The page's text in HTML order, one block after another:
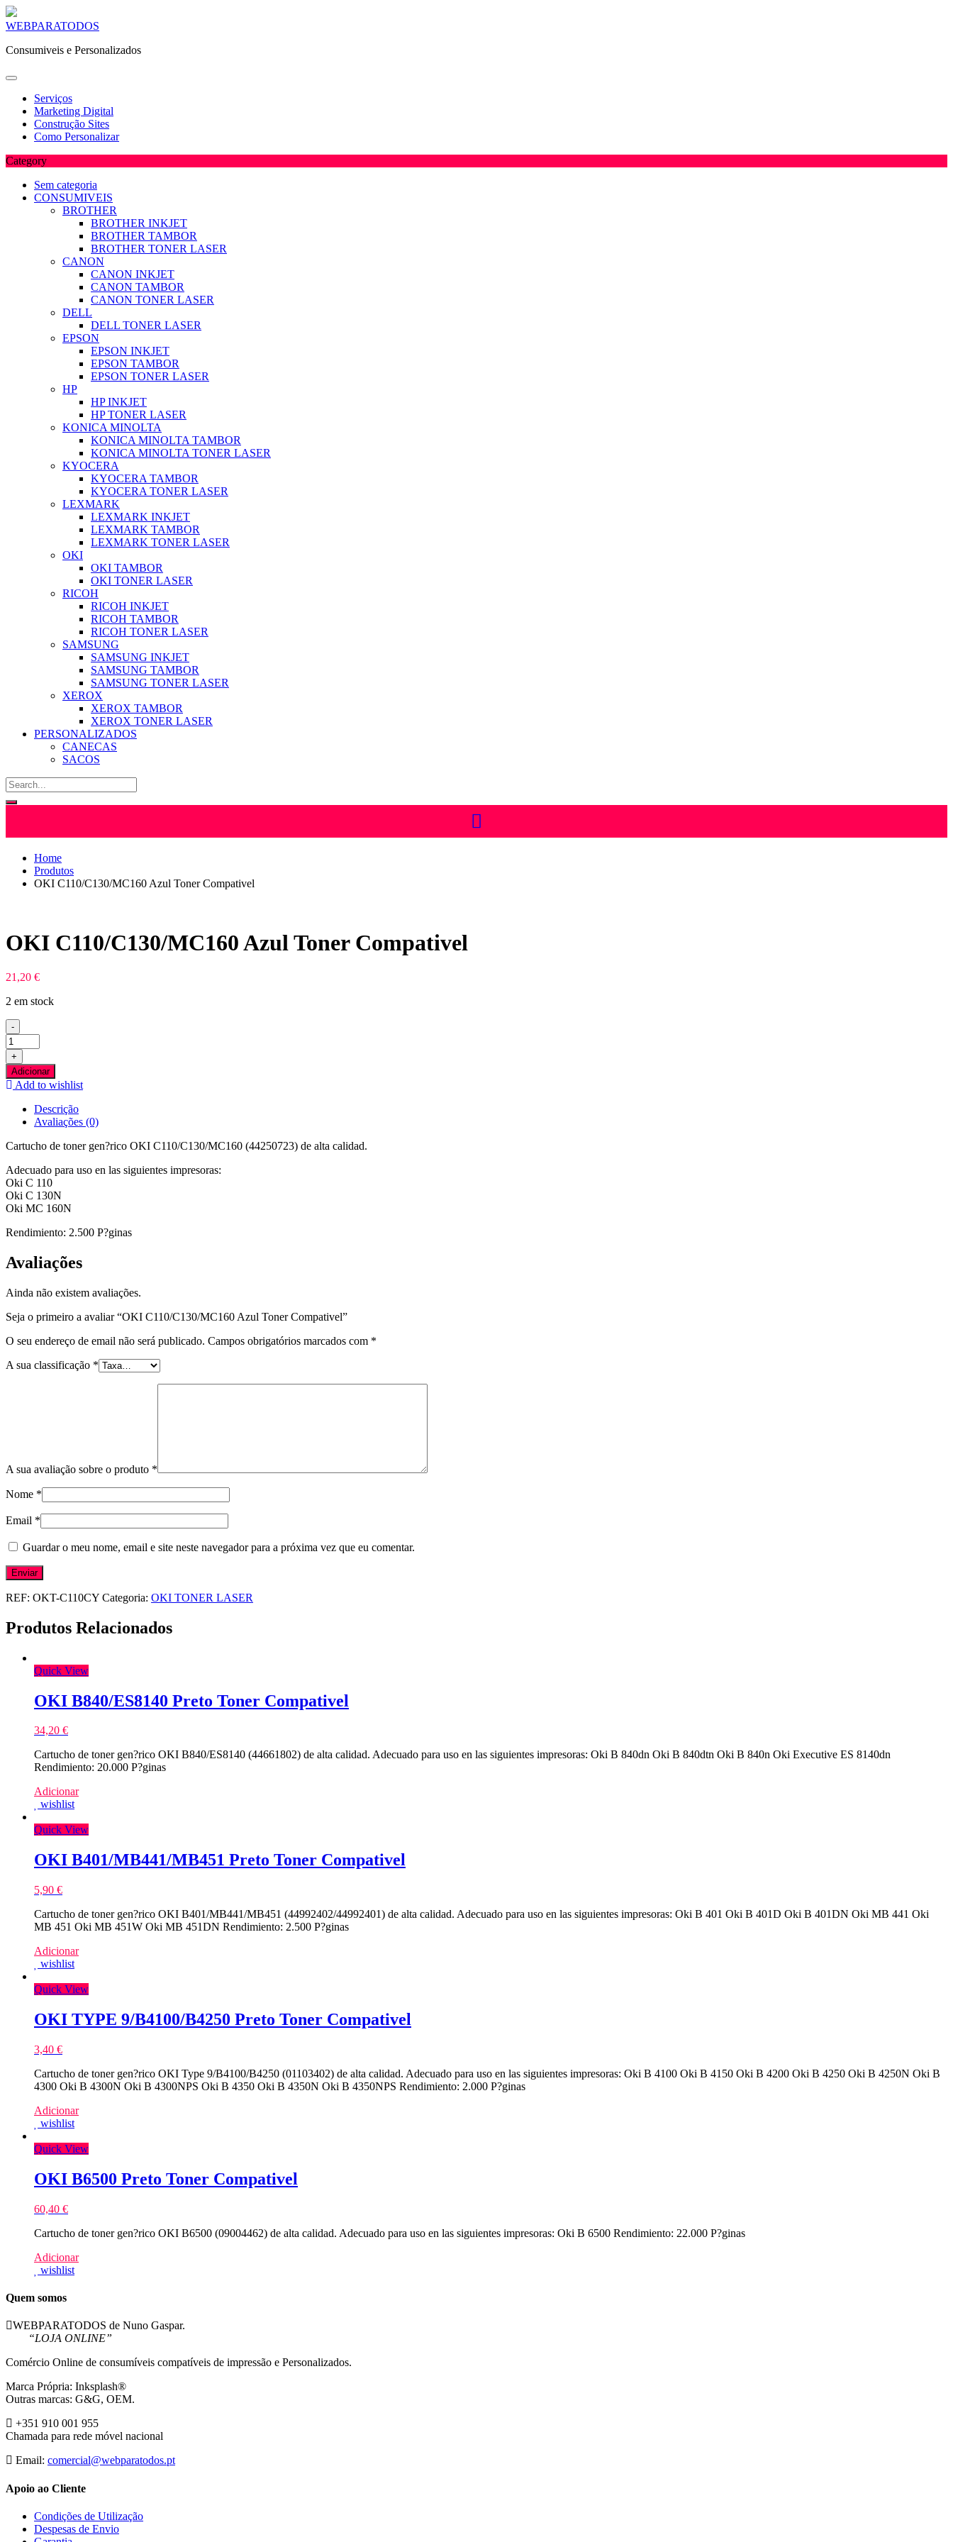
Skip
content
WEBPARATODOS
Consumiveis e Personalizados
Serviços
Marketing Digital
Construção Sites
Como Personalizar
Category
Sem categoria
CONSUMIVEIS
BROTHER
BROTHER INKJET
BROTHER TAMBOR
BROTHER TONER LASER
CANON
CANON INKJET
CANON TAMBOR
CANON TONER LASER
DELL
DELL TONER LASER
EPSON
EPSON INKJET
EPSON TAMBOR
EPSON TONER LASER
HP
HP INKJET
HP TONER LASER
KONICA MINOLTA
KONICA MINOLTA TAMBOR
KONICA MINOLTA TONER LASER
KYOCERA
KYOCERA TAMBOR
KYOCERA TONER LASER
LEXMARK
LEXMARK INKJET
LEXMARK TAMBOR
LEXMARK TONER LASER
OKI
OKI TAMBOR
OKI TONER LASER
RICOH
RICOH INKJET
RICOH TAMBOR
RICOH TONER LASER
SAMSUNG
SAMSUNG INKJET
SAMSUNG TAMBOR
SAMSUNG TONER LASER
XEROX
XEROX TAMBOR
XEROX TONER LASER
PERSONALIZADOS
CANECAS
SACOS
Home
Produtos
OKI C110/C130/MC160 Azul Toner Compativel
OKI C110/C130/MC160 Azul Toner Compativel
21,20 €
2 em stock
-
Quantidade
de
OKI
C110/C130/MC160
Azul
Compativel
+
Adicionar
Add to wishlist
Descrição
Avaliações (0)
Cartucho de toner gen?rico OKI C110/C130/MC160 (44250723) de alta calidad.
Adecuado para uso en las siguientes impresoras:
Oki C 110
Oki C 130N
Oki MC 160N
Rendimiento: 2.500 P?ginas
Avaliações
Ainda não existem avaliações.
Seja o primeiro a avaliar “OKI C110/C130/MC160 Azul Toner Compativel”
O seu endereço de email não será publicado. Campos obrigatórios marcados com *
A sua classificação *
A sua avaliação sobre o produto *
Nome *
Email *
Guardar o meu nome, email e site neste navegador para a próxima vez que eu comentar.
REF: OKT-C110CY Categoria: OKI TONER LASER
Produtos Relacionados
Quick View
OKI B840/ES8140 Preto Toner Compativel
34,20 €
Cartucho de toner gen?rico OKI B840/ES8140 (44661802) de alta calidad. Adecuado para uso en las siguientes impresoras: Oki B 840dn Oki B 840dtn Oki B 840n Oki Executive ES 8140dn
Rendimiento: 20.000 P?ginas
Adicionar
wishlist
Quick View
OKI B401/MB441/MB451 Preto Toner Compativel
5,90 €
Cartucho de toner gen?rico OKI B401/MB441/MB451 (44992402/44992401) de alta calidad. Adecuado para uso en las siguientes impresoras: Oki B 401 Oki B 401D Oki B 401DN Oki MB 441 Oki
MB 451 Oki MB 451W Oki MB 451DN Rendimiento: 2.500 P?ginas
Adicionar
wishlist
Quick View
OKI TYPE 9/B4100/B4250 Preto Toner Compativel
3,40 €
Cartucho de toner gen?rico OKI Type 9/B4100/B4250 (01103402) de alta calidad. Adecuado para uso en las siguientes impresoras: Oki B 4100 Oki B 4150 Oki B 4200 Oki B 4250 Oki B 4250N Oki B
4300 Oki B 4300N Oki B 4300NPS Oki B 4350 Oki B 4350N Oki B 4350NPS Rendimiento: 2.000 P?ginas
Adicionar
wishlist
Quick View
OKI B6500 Preto Toner Compativel
60,40 €
Cartucho de toner gen?rico OKI B6500 (09004462) de alta calidad. Adecuado para uso en las siguientes impresoras: Oki B 6500 Rendimiento: 22.000 P?ginas
Adicionar
wishlist
Quem somos
WEBPARATODOS de Nuno Gaspar.
“LOJA ONLINE”
Comércio Online de consumíveis compatíveis de impressão e Personalizados.
Marca Própria: Inksplash®
Outras marcas: G&G, OEM.
+351 910 001 955
Chamada para rede móvel nacional
Email: comercial@webparatodos.pt
Apoio ao Cliente
Condições de Utilização
Despesas de Envio